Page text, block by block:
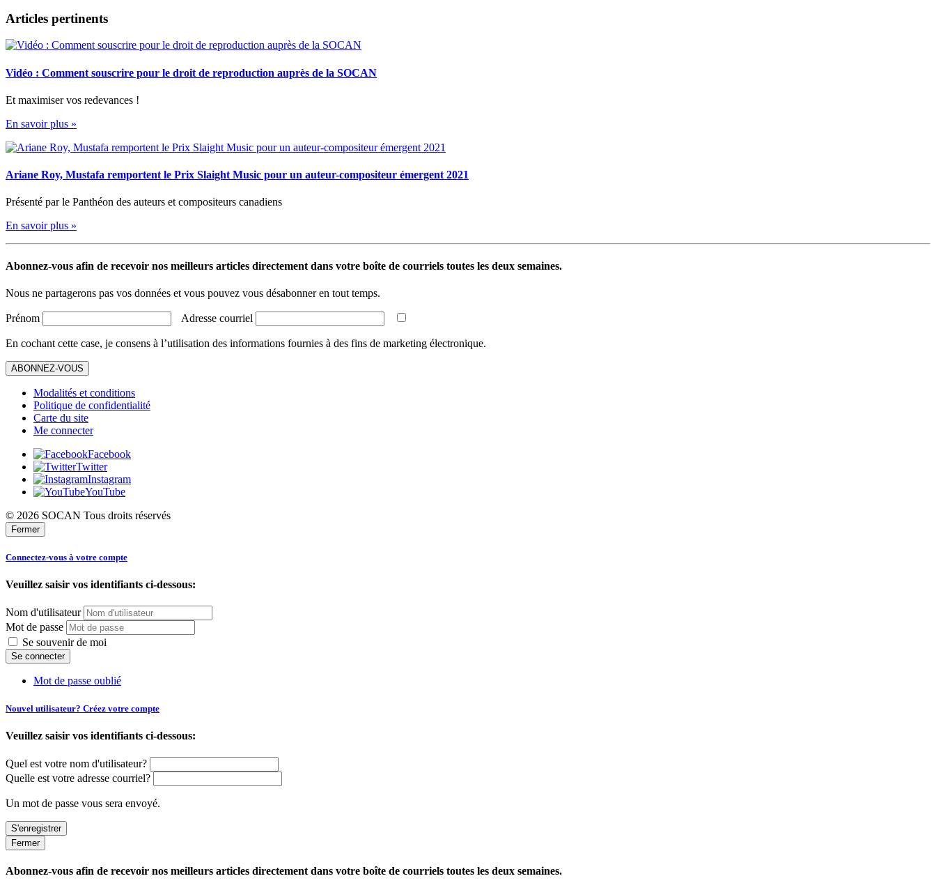
Articles pertinents
Vidéo : Comment souscrire pour le droit de reproduction auprès de la SOCAN
Et maximiser vos redevances !
En savoir plus »
Ariane Roy, Mustafa remportent le Prix Slaight Music pour un auteur-compositeur émergent 2021
Présenté par le Panthéon des auteurs et compositeurs canadiens
En savoir plus »
Abonnez-vous afin de recevoir nos meilleurs articles directement dans votre boîte de courriels toutes les deux semaines.
Nous ne partagerons pas vos données et vous pouvez vous désabonner en tout temps.
Prénom Adresse courriel
En cochant cette case, je consens à l’utilisation des informations fournies à des fins de marketing électronique.
ABONNEZ-VOUS
Modalités et conditions
Politique de confidentialité
Carte du site
Me connecter
Facebook
Twitter
Instagram
YouTube
© 2026 SOCAN Tous droits réservés
Fermer
Connectez-vous à votre compte
Veuillez saisir vos identifiants ci-dessous:
Nom d'utilisateur
Mot de passe
Se souvenir de moi
Mot de passe oublié
Nouvel utilisateur? Créez votre compte
Veuillez saisir vos identifiants ci-dessous:
Quel est votre nom d'utilisateur?
Quelle est votre adresse courriel?
Un mot de passe vous sera envoyé.
Fermer
Abonnez-vous afin de recevoir nos meilleurs articles directement dans votre boîte de courriels toutes les deux semaines.